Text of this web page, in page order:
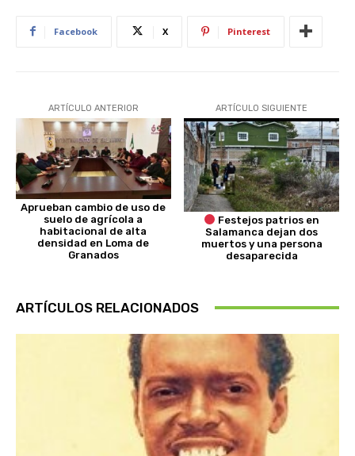
Facebook X Pinterest
ARTÍCULO ANTERIOR
Aprueban cambio de uso de
suelo de agrícola a
habitacional de alta
densidad en Loma de
Granados
ARTÍCULO SIGUIENTE
Festejos patrios en
Salamanca dejan dos
muertos y una persona
desaparecida
ARTÍCULOS RELACIONADOS